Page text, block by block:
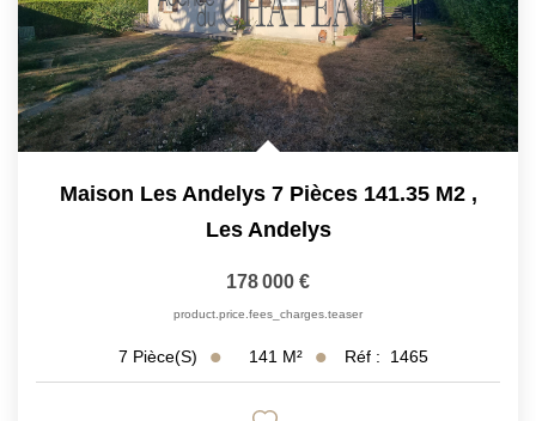
Maison Les Andelys 7 Pièces 141.35 M2 ,
Les Andelys
178 000 €
product.price.fees_charges.teaser
7 Pièce(s) 141 M² Réf : 1465